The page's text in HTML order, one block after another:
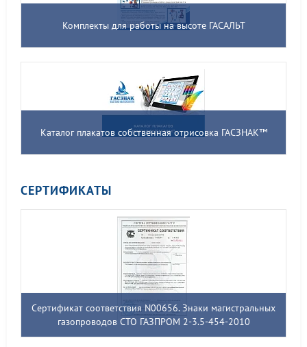
Комплекты для работы на высоте ГАСАЛЬТ
Каталог плакатов собственная отрисовка ГАСЗНАК™
СЕРТИФИКАТЫ
Сертификат соответствия N00656. Знаки магистральных
газопроводов СТО ГАЗПРОМ 2-3.5-454-2010